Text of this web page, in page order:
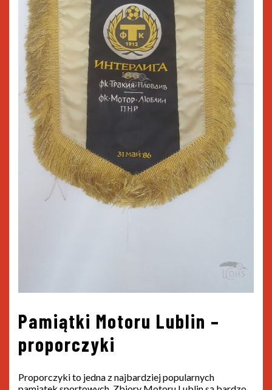
Pamiątki Motoru Lublin –
proporczyki
Proporczyki to jedna z najbardziej popularnych